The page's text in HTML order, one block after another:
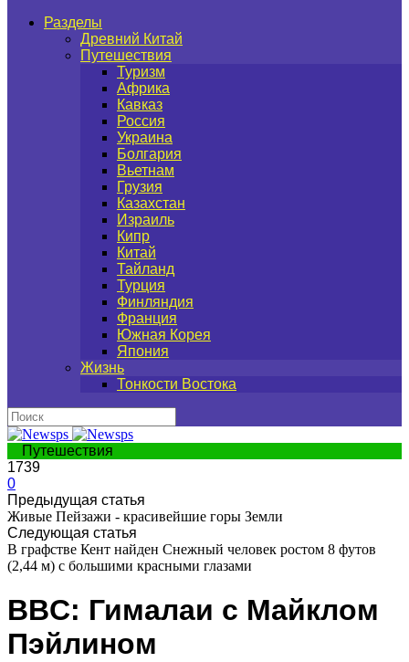
Разделы
Древний Китай
Путешествия
Туризм
Африка
Кавказ
Россия
Украина
Болгария
Вьетнам
Грузия
Казахстан
Израиль
Кипр
Китай
Тайланд
Турция
Финляндия
Франция
Южная Корея
Япония
Жизнь
Тонкости Востока
Путешествия
1739
0
Предыдущая статья
Живые Пейзажи - красивейшие горы Земли
Следующая статья
В графстве Кент найден Снежный человек ростом 8 футов
(2,44 м) с большими красными глазами
BBC: Гималаи с Майклом
Пэйлином